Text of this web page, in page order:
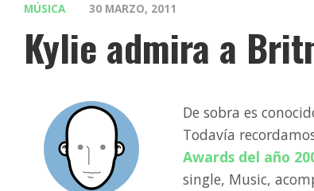
MÚSICA 30 MARZO, 2011
Kylie admira a
De sobra es
Todavía
Awards del año
single, Music,